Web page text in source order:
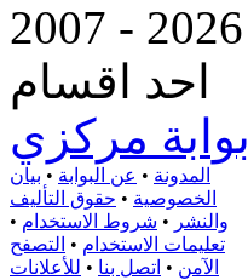
2007 - 2026
احد اقسام
بوابة مركزي
المدونة • عن البوابة • بيان
الخصوصية • حقوق التأليف
والنشر • شروط الاستخدام •
تعليمات الاستخدام • التصفح
الآمن • اتصل بنا • للأعلانات